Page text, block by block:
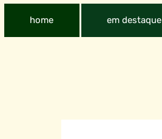
home em destaque